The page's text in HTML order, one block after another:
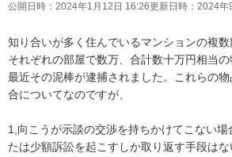
公開日時： 2024年1月12日 16:26更新日時： 2024年
知り合いが多く住んでいるマンションの複数
それぞれの部屋で数万、合計数十万円相当の
最近その泥棒が逮捕されました。これらの
合についてなのですが、
1,向こうが示談の交渉を持ちかけてこない場
たは少額訴訟を起こすしか取り返す手段は